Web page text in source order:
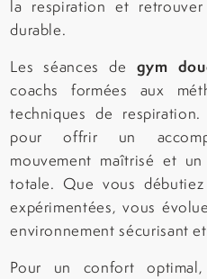
la respiration et
durable.
Les séances de gym
coachs formées aux
techniques de
pour offrir un
mouvement maîtrisé et
totale. Que vous
expérimentées, vous
environnement sécurisant
Pour un confort